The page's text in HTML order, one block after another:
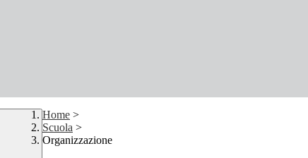
Home >
Scuola >
Organizzazione